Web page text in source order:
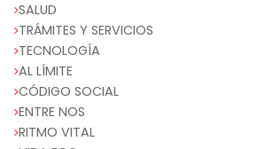
SALUD
TRÁMITES Y SERVICIOS
TECNOLOGÍA
AL LÍMITE
CÓDIGO SOCIAL
ENTRE NOS
RITMO VITAL